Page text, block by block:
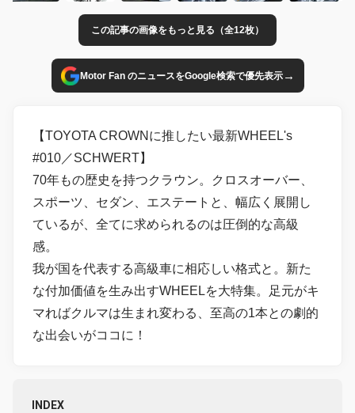
この記事の画像をもっと見る（全12枚）
Motor Fan のニュースをGoogle検索で優先表示→
【TOYOTA CROWNに推したい最新WHEEL's
#010／SCHWERT】
70年もの歴史を持つクラウン。クロスオーバー、
スポーツ、セダン、エステートと、幅広く展開し
ているが、全てに求められるのは圧倒的な高級
感。
我が国を代表する高級車に相応しい格式と。新た
な付加価値を生み出すWHEELを大特集。足元がキ
マればクルマは生まれ変わる、至高の1本との劇的
な出会いがココに！
INDEX